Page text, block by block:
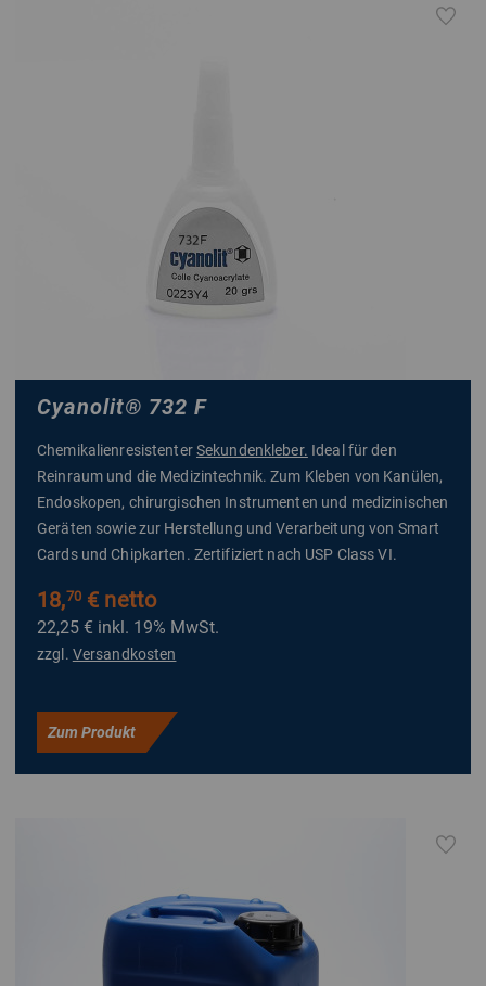
Cyanolit® 732 F
ChemikalienresistenterSekundenkleber. Ideal für den
Reinraum und die Medizintechnik. Zum Kleben von Kanülen,
Endoskopen, chirurgischen Instrumenten und medizinischen
Geräten sowie zur Herstellung und Verarbeitung von Smart
Cards und Chipkarten. Zertifiziert nach USP Class VI.
18,70€ netto
22,25 € inkl. 19% MwSt.
zzgl. Versandkosten
Zum Produkt